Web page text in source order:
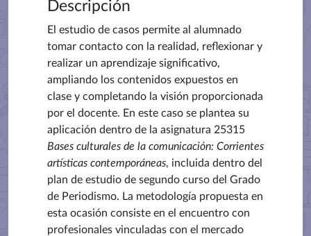
Descripción
El estudio de casos permite al alumnado
tomar contacto con la realidad, reflexionar y
realizar un aprendizaje significativo,
ampliando los contenidos expuestos en
clase y completando la visión proporcionada
por el docente. En este caso se plantea su
aplicación dentro de la asignatura 25315
Bases culturales de la comunicación: Corrientes
artísticas contemporáneas, incluida dentro del
plan de estudio de segundo curso del Grado
de Periodismo. La metodología propuesta en
esta ocasión consiste en el encuentro con
profesionales vinculadas con el mercado